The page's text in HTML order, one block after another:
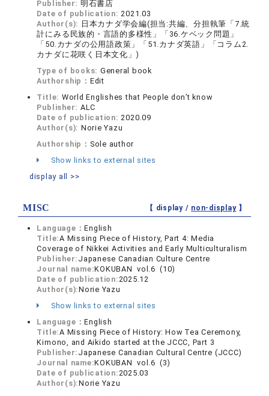
Publisher: 明石書店
Date of publication: 2021.03
Author(s): 日本カナダ学会編(担当:共編、分担執筆「7.統
計にみる民族的・言語的多様性」「36.ケベック問題」
「50.カナダの公用語政策」「51.カナダ英語」「コラム2.
カナダに花咲く日本文化」)
Type of books: General book
Authorship： Edit
Title: World Englishes that People don’t know
Publisher: ALC
Date of publication: 2020.09
Author(s): Norie Yazu
Authorship： Sole author
Show links to external sites
display all >>
MISC 【 display / non-display】
Language：English
Title:A Missing Piece of History, Part 4: Media
Coverage of Nikkei Activities and Early Multiculturalism
Publisher: Japanese Canadian Culture Centre
Journal name:KOKUBAN vol.6 (10)
Date of publication: 2025.12
Author(s):Norie Yazu
Show links to external sites
Language：English
Title:A Missing Piece of History: How Tea Ceremony,
Kimono, and Aikido started at the JCCC, Part 3
Publisher: Japanese Canadian Cultural Centre (JCCC)
Journal name:KOKUBAN vol.6 (3)
Date of publication: 2025.03
Author(s):Norie Yazu